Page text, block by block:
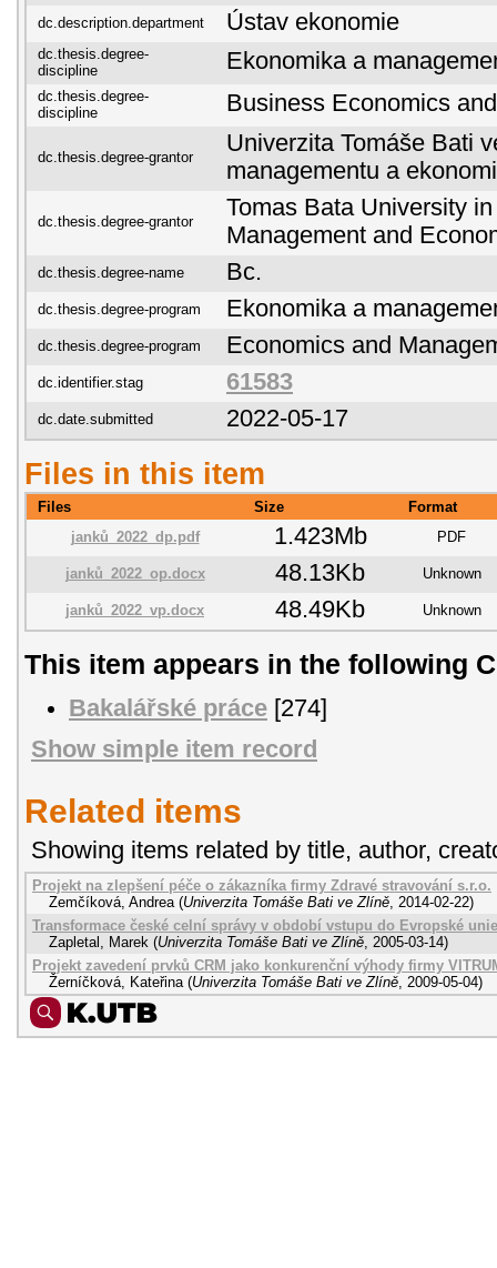
dc.description.department Ústav ekonomie
dc.thesis.degree-
discipline
Ekonomika a
dc.thesis.degree-
discipline
Business Economics
dc.thesis.degree-grantor
Univerzita Tomáše Bati
managementu a
dc.thesis.degree-grantor
Tomas Bata University
Management and
dc.thesis.degree-name Bc.
dc.thesis.degree-program Ekonomika a
dc.thesis.degree-program Economics and
dc.identifier.stag 61583
dc.date.submitted 2022-05-17
Files in this item
Files Size
Format
janků_2022_dp.pdf
1.423Mb PDF
janků_2022_op.docx 48.13Kb Unknown
janků_2022_vp.docx 48.49Kb Unknown
This item appears in the following
Bakalářské práce [274]
Show simple item record
Related items
Showing items related by title, author,
Projekt na zlepšení péče o zákazníka firmy Zdravé stravování s.r.o.
Zemčíková, Andrea (Univerzita Tomáše Bati ve Zlíně, 2014-02-22)
Transformace české celní správy v období vstupu do Evropské unie
Zapletal, Marek (Univerzita Tomáše Bati ve Zlíně, 2005-03-14)
Projekt zavedení prvků CRM jako konkurenční výhody firmy
Žerníčková, Kateřina (Univerzita Tomáše Bati ve Zlíně, 2009-05-04)